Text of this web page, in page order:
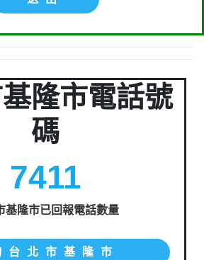
隆市電話號
碼
7411
基隆市已回報電話數量
台北市基隆市